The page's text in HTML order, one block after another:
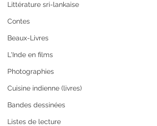
Littérature sri-lankaise
Contes
Beaux-Livres
L'Inde en films
Photographies
Cuisine indienne (livres)
Bandes dessinées
Listes de lecture